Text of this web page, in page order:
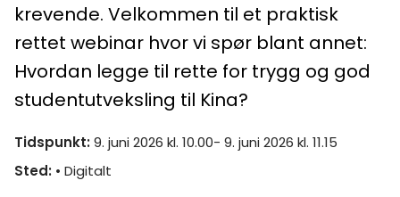
krevende. Velkommen til et praktisk
rettet webinar hvor vi spør blant annet:
Hvordan legge til rette for trygg og god
studentutveksling til Kina?
Tidspunkt: 9. juni 2026 kl. 10.00- 9. juni 2026 kl. 11.15
Sted: • Digitalt